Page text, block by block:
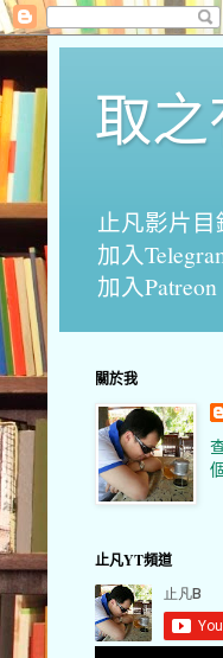
取
止凡影片目
加入
加入Patreon
關於我
止凡YT頻道